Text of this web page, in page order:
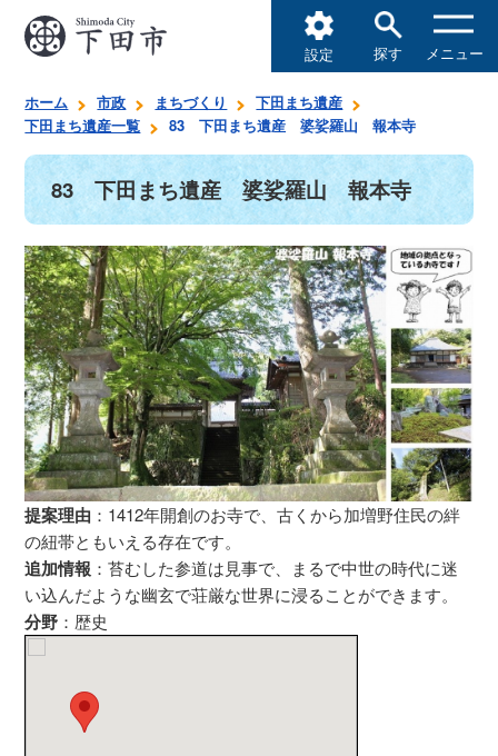
設定 探す メニュー
ホーム 市政 まちづくり
下田まち遺産
下田まち遺産一覧
83 下田まち遺産 婆娑羅山 報本寺
83 下田まち遺産 婆娑羅山 報本寺
提案理由 ：1412年開創のお寺で、古くから加増野住民の絆
の紐帯ともいえる存在です。
追加情報 ：苔むした参道は見事で、まるで中世の時代に迷
い込んだような幽玄で荘厳な世界に浸ることができます。
分野 ：歴史